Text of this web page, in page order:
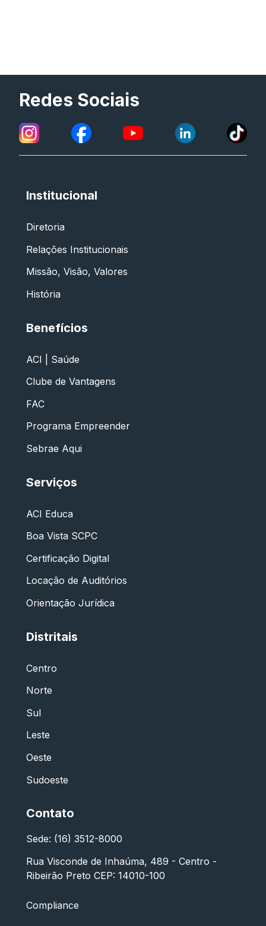
Redes Sociais
Institucional
Diretoria
Relações Institucionais
Missão, Visão, Valores
História
Benefícios
ACI | Saúde
Clube de Vantagens
FAC
Programa Empreender
Sebrae Aqui
Serviços
ACI Educa
Boa Vista SCPC
Certificação Digital
Locação de Auditórios
Orientação Jurídica
Distritais
Centro
Norte
Sul
Leste
Oeste
Sudoeste
Contato
Sede: (16) 3512-8000
Rua Visconde de Inhaúma, 489 - Centro -
Ribeirão Preto CEP: 14010-100
Compliance